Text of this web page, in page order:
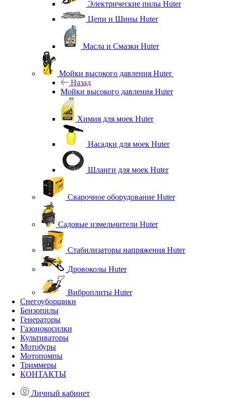
Электрические пилы Huter
Цепи и Шины Huter
Масла и Смазки Huter
Мойки высокого давления Huter
Назад
Мойки высокого давления Huter
Химия для моек Huter
Насадки для моек Huter
Шланги для моек Huter
Сварочное оборудование Huter
Садовые измельчители Huter
Стабилизаторы напряжения Huter
Дровоколы Huter
Виброплиты Huter
Снегоуборщики
Бензопилы
Генераторы
Газонокосилки
Культиваторы
Мотобуры
Мотопомпы
Триммеры
КОНТАКТЫ
Личный кабинет